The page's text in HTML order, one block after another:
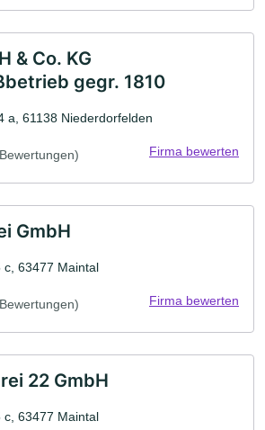
& Co. KG
gegr. 1810
a, 61138 Niederdorfelden
Firma bewerten
GmbH
c, 63477 Maintal
Firma bewerten
22 GmbH
c, 63477 Maintal